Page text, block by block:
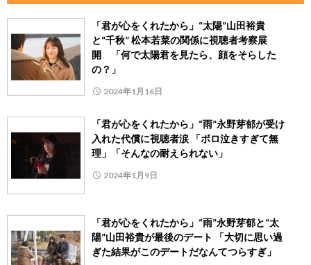
「君が心をくれたから」“太陽”山田裕貴
と“千秋” 松本若菜の関係に視聴者考察展
開 「何で太陽君を見たら、顔をそらした
の？」
2024年1月16日
「君が心をくれたから」“雨”永野芽郁が受け
入れた代償に視聴者涙 「ボロ泣きすぎて無
理」「そんなの耐えられない」
2024年1月9日
「君が心をくれたから」“雨”永野芽郁と“太
陽”山田裕貴が最後のデート 「大切に思い過
ぎた結果がこのデートだなんてつらすぎ」